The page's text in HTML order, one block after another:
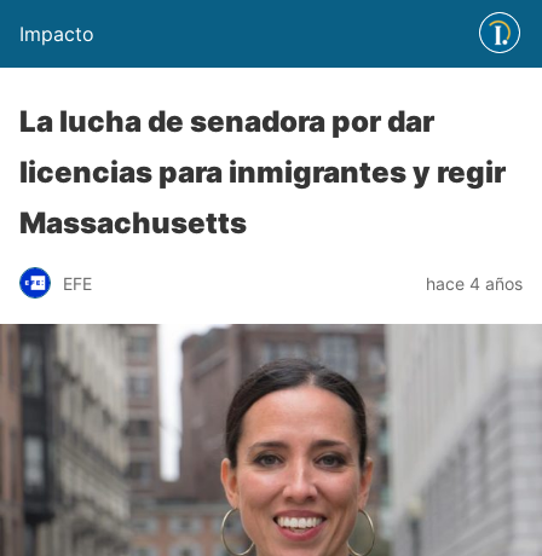
Impacto
La lucha de senadora por dar
licencias para inmigrantes y regir
Massachusetts
EFE hace 4 años